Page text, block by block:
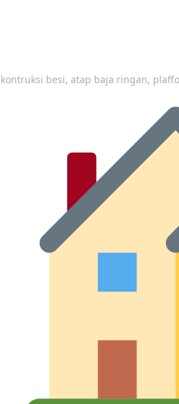
kontruksi besi, atap baja ringan,